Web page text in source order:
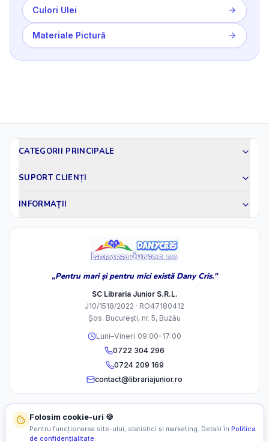
Culori Ulei
Materiale Pictură
CATEGORII PRINCIPALE
SUPORT CLIENȚI
INFORMAȚII
„Pentru mari și pentru mici există Dany Cris."
SC Libraria Junior S.R.L.
J10/1518/2022 · RO47180412
Șos. București, nr. 5, Buzău
Luni–Vineri 09:00–17:00
0722 304 296
0724 209 169
contact@librariajunior.ro
Folosim cookie-uri 🍪
Pentru funcționarea site-ului, statistici și marketing. Detalii în Politica
de confidențialitate.